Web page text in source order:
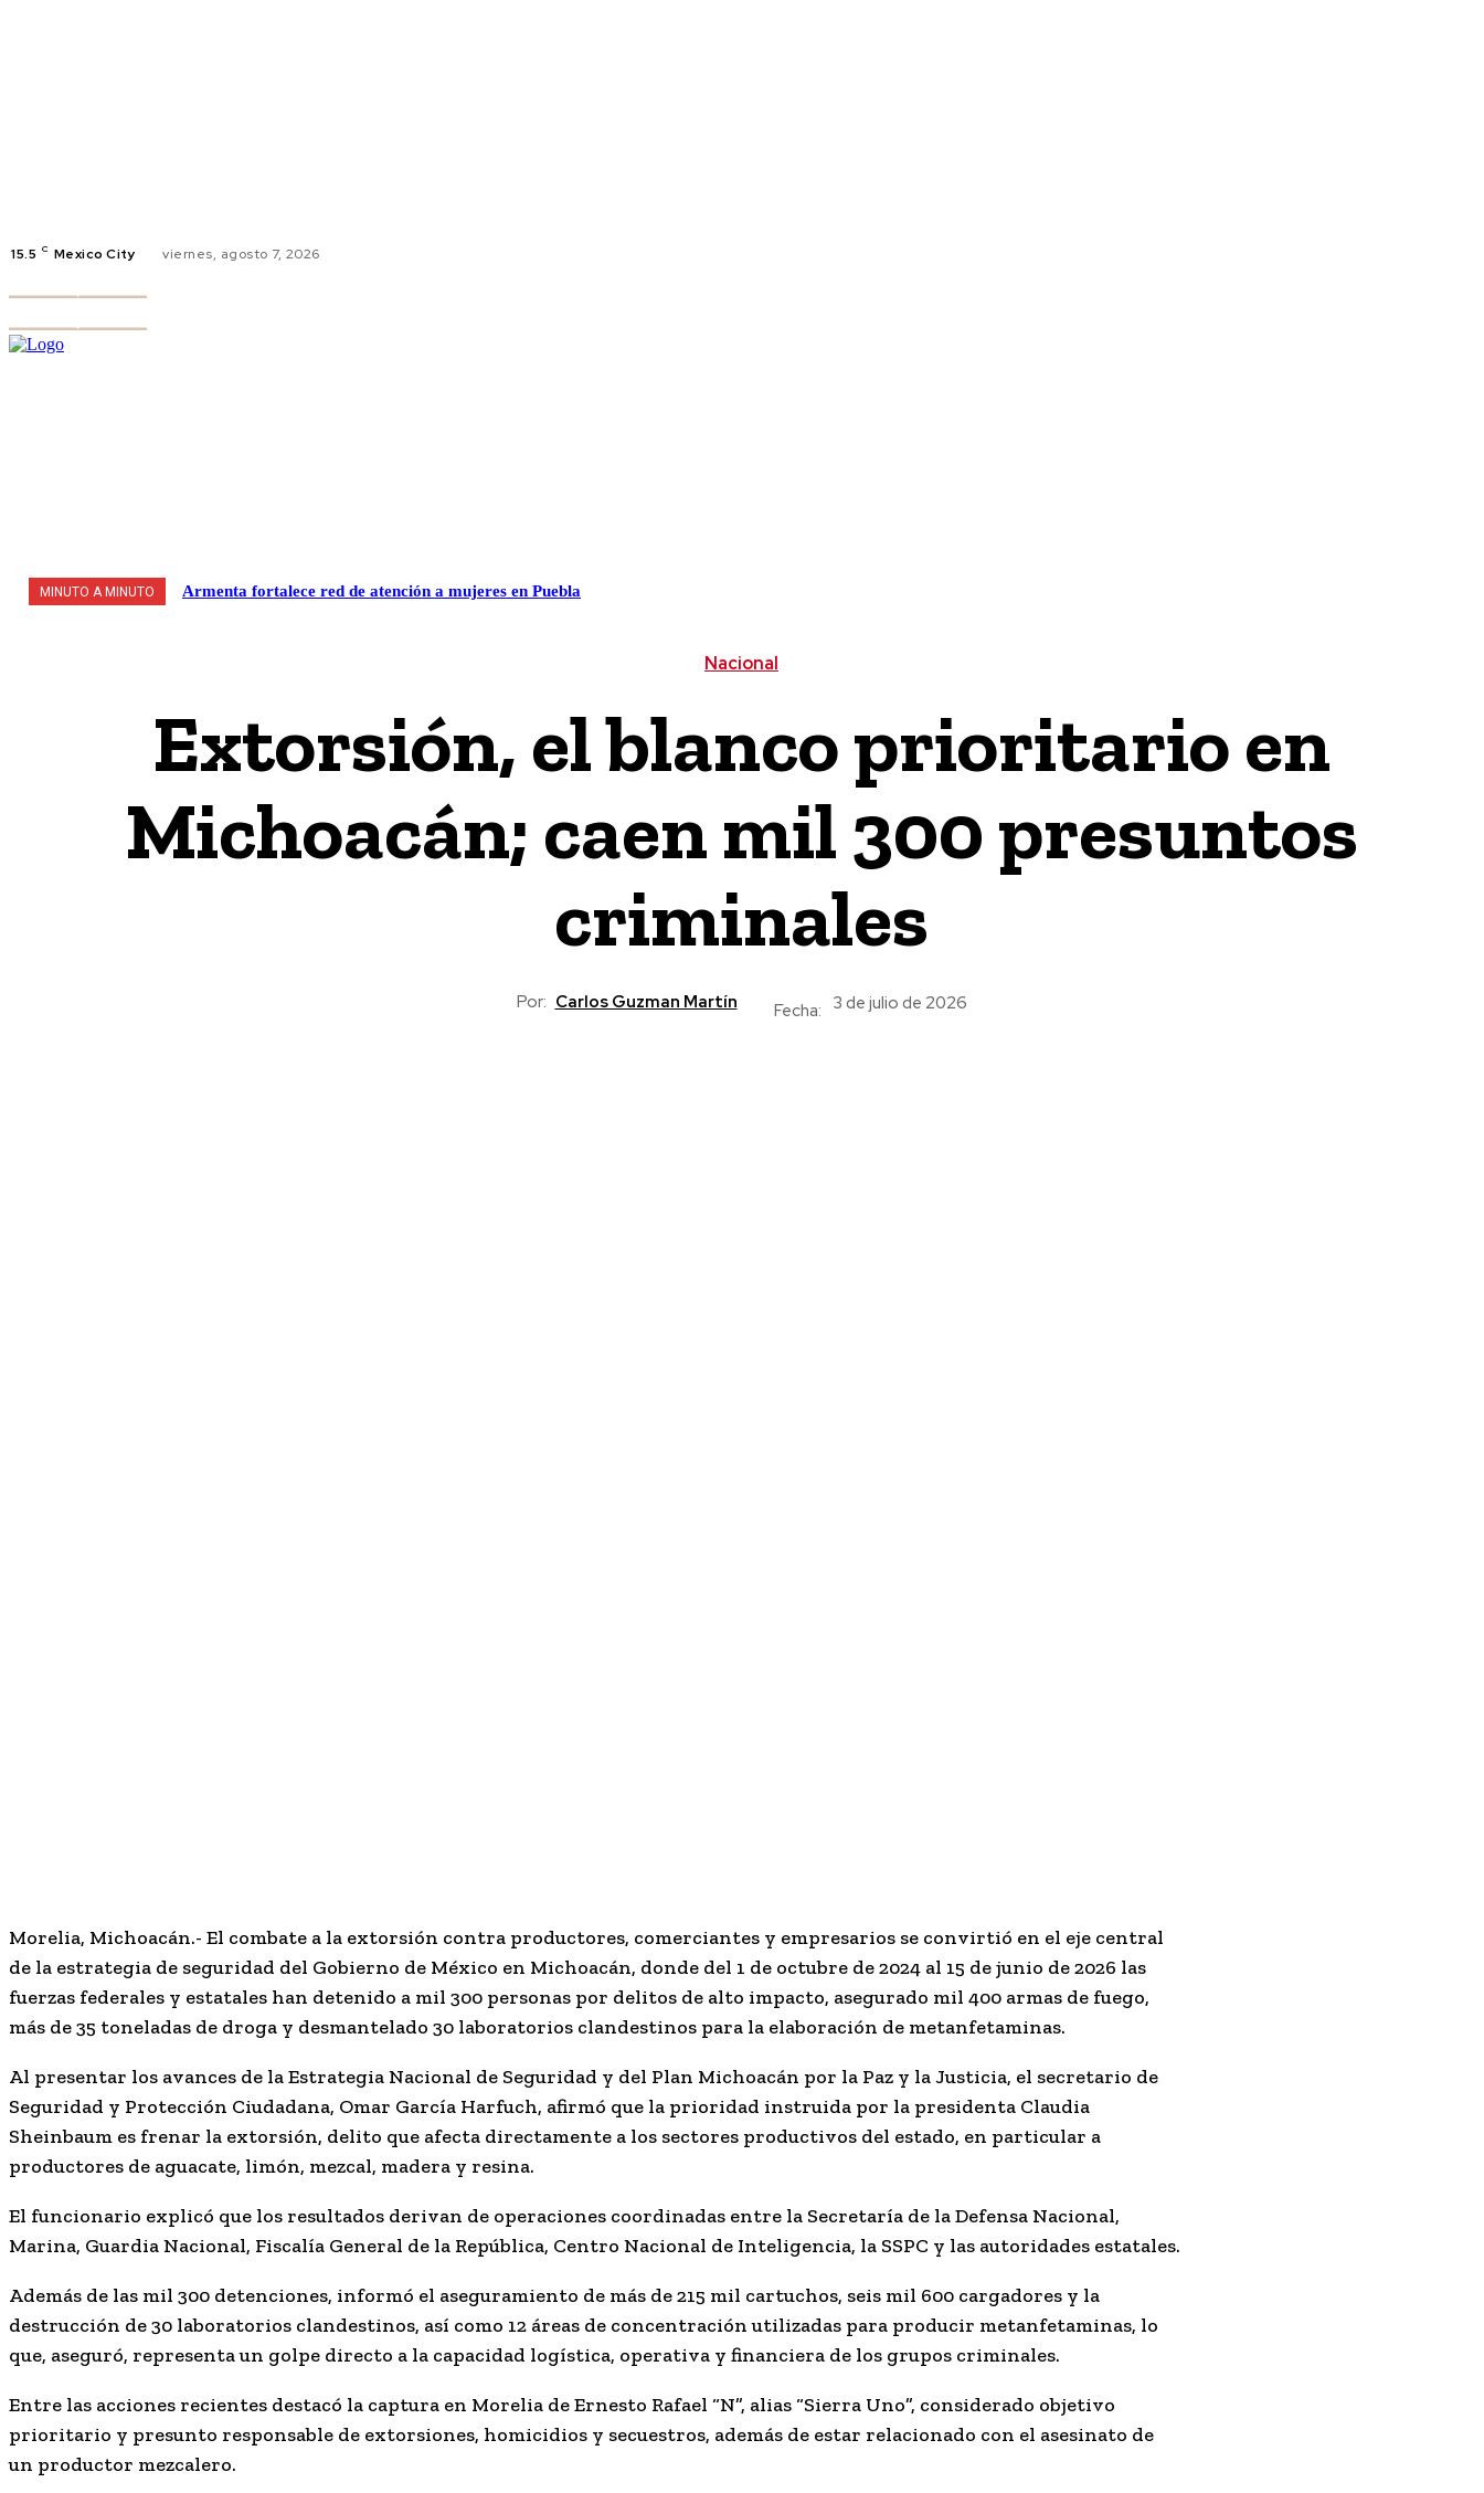
15.5 C Mexico City viernes, agosto 7, 2026
MINUTO A MINUTO Armenta fortalece red de atención a mujeres en Puebla
Nacional
Extorsión, el blanco prioritario en
Michoacán; caen mil 300 presuntos
criminales
Por: Carlos Guzman Martín Fecha: 3 de julio de 2026
Morelia, Michoacán.- El combate a la extorsión contra productores, comerciantes y empresarios se convirtió en el eje central
de la estrategia de seguridad del Gobierno de México en Michoacán, donde del 1 de octubre de 2024 al 15 de junio de 2026 las
fuerzas federales y estatales han detenido a mil 300 personas por delitos de alto impacto, asegurado mil 400 armas de fuego,
más de 35 toneladas de droga y desmantelado 30 laboratorios clandestinos para la elaboración de metanfetaminas.
Al presentar los avances de la Estrategia Nacional de Seguridad y del Plan Michoacán por la Paz y la Justicia, el secretario de
Seguridad y Protección Ciudadana, Omar García Harfuch, afirmó que la prioridad instruida por la presidenta Claudia
Sheinbaum es frenar la extorsión, delito que afecta directamente a los sectores productivos del estado, en particular a
productores de aguacate, limón, mezcal, madera y resina.
El funcionario explicó que los resultados derivan de operaciones coordinadas entre la Secretaría de la Defensa Nacional,
Marina, Guardia Nacional, Fiscalía General de la República, Centro Nacional de Inteligencia, la SSPC y las autoridades estatales.
Además de las mil 300 detenciones, informó el aseguramiento de más de 215 mil cartuchos, seis mil 600 cargadores y la
destrucción de 30 laboratorios clandestinos, así como 12 áreas de concentración utilizadas para producir metanfetaminas, lo
que, aseguró, representa un golpe directo a la capacidad logística, operativa y financiera de los grupos criminales.
Entre las acciones recientes destacó la captura en Morelia deErnesto Rafael “N”, alias “Sierra Uno”, considerado objetivo
prioritario y presunto responsable de extorsiones, homicidios y secuestros, además de estar relacionado con el asesinato de
un productor mezcalero.